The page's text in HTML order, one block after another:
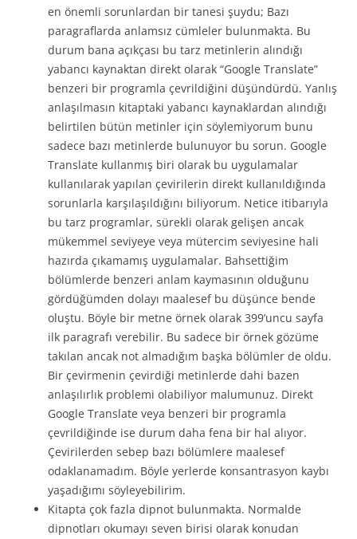
en önemli sorunlardan bir tanesi şuydu; Bazı
paragraflarda anlamsız cümleler bulunmakta. Bu
durum bana açıkçası bu tarz metinlerin alındığı
yabancı kaynaktan direkt olarak “Google Translate”
benzeri bir programla çevrildiğini düşündürdü. Yanlış
anlaşılmasın kitaptaki yabancı kaynaklardan alındığı
belirtilen bütün metinler için söylemiyorum bunu
sadece bazı metinlerde bulunuyor bu sorun. Google
Translate kullanmış biri olarak bu uygulamalar
kullanılarak yapılan çevirilerin direkt kullanıldığında
sorunlarla karşılaşıldığını biliyorum. Netice itibarıyla
bu tarz programlar, sürekli olarak gelişen ancak
mükemmel seviyeye veya mütercim seviyesine hali
hazırda çıkamamış uygulamalar. Bahsettiğim
bölümlerde benzeri anlam kaymasının olduğunu
gördüğümden dolayı maalesef bu düşünce bende
oluştu. Böyle bir metne örnek olarak 399’uncu sayfa
ilk paragrafı verebilir. Bu sadece bir örnek gözüme
takılan ancak not almadığım başka bölümler de oldu.
Bir çevirmenin çevirdiği metinlerde dahi bazen
anlaşılırlık problemi olabiliyor malumunuz. Direkt
Google Translate veya benzeri bir programla
çevrildiğinde ise durum daha fena bir hal alıyor.
Çevirilerden sebep bazı bölümlere maalesef
odaklanamadım. Böyle yerlerde konsantrasyon kaybı
yaşadığımı söyleyebilirim.
Kitapta çok fazla dipnot bulunmakta. Normalde
dipnotları okumayı seven birisi olarak konudan